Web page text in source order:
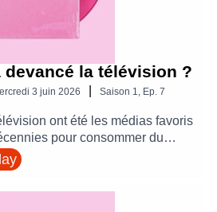
devancé la télévision ?
3 juin 2026 Saison 1, Ep. 7
ont été les médias favoris
pour consommer du
au récit de vie en passant
Depuis quelques